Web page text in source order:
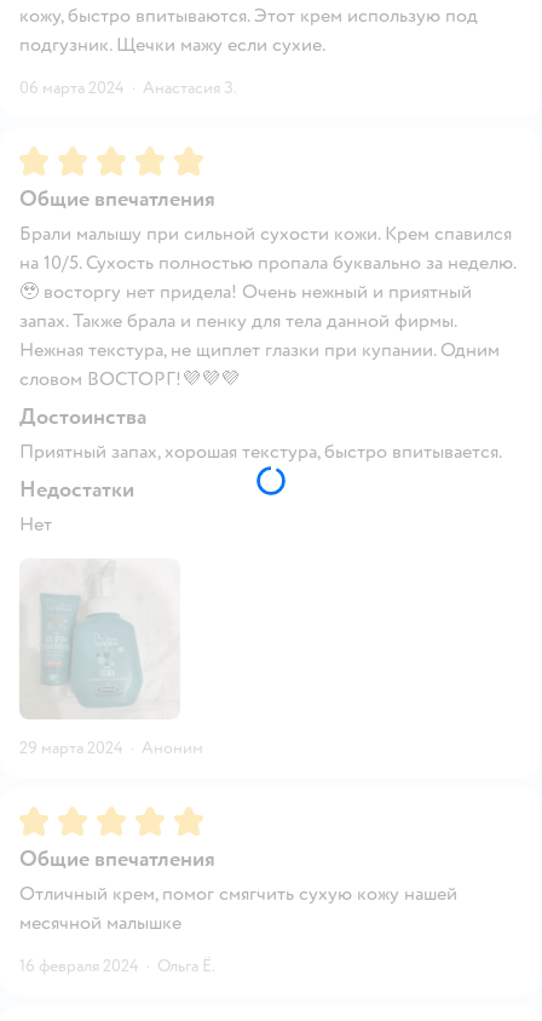
кожу, быстро впитываются. Этот крем использую под
подгузник. Щечки мажу если сухие.
06 марта 2024 · Анастасия З.
Рейтинг:5
Общие впечатления
Брали малышу при сильной сухости кожи. Крем спавился
на 10/5. Сухость полностью пропала буквально за неделю.
🥹 восторгу нет придела! Очень нежный и приятный
запах. Также брала и пенку для тела данной фирмы.
Нежная текстура, не щиплет глазки при купании. Одним
словом ВОСТОРГ!💜💜💜
Достоинства
Приятный запах, хорошая текстура, быстро впитывается.
Недостатки
Нет
29 марта 2024 · Аноним
Рейтинг:5
Общие впечатления
Отличный крем, помог смягчить сухую кожу нашей
месячной малышке
16 февраля 2024 · Ольга Ё.